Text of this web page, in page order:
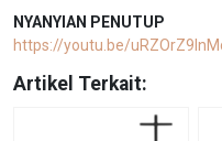
NYANYIAN PENUTUP
https://youtu.be/
Artikel Terkait: